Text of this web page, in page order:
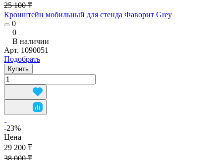
25 100 ₸
Кронштейн мобильный для стенда Фаворит Grey
0
0
В наличии
Арт. 1090051
Подобрать
Купить
-23%
Цена
29 200 ₸
38 000 ₸